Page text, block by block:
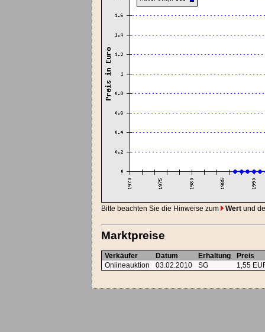
Bitte beachten Sie die Hinweise zum Wert und
Marktpreise
Verkäufer Datum Erhaltung
Preis
Onlineauktion
03.02.2010 SG 1,55